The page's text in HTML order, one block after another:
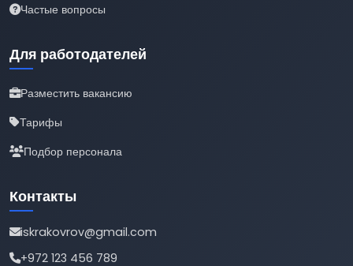
Частые вопросы
Для работодателей
Разместить вакансию
Тарифы
Подбор персонала
Контакты
iskrakovrov@gmail.com
+972 123 456 789